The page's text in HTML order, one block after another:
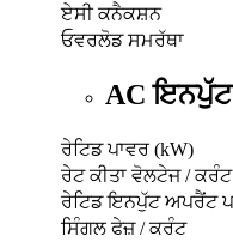
ਏਸੀ ਕਨੈਕਸ਼ਨ
ਓਵਰਲੋਡ ਸਮਰੱਥਾ
AC ਇਨਪੁੱਟ
ਰੇਟਿਡ ਪਾਵਰ (kW)
ਰੇਟ ਕੀਤਾ ਵੋਲਟੇਜ / ਕਰੰਟ
ਰੇਟਿਡ ਇਨਪੁੱਟ ਅਪਰੈਂਟ
ਸਿੰਗਲ ਫੇਜ਼ / ਕਰੰਟ